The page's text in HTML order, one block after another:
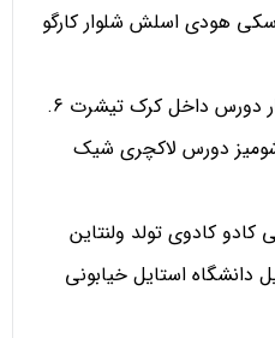
هودی اسلش شلوار کارگو
دورس داخل کرک تیشرت 6.
دورس لاکچری شیک
کادوی تولد ولنتاین
دانشگاه استایل خیابونی